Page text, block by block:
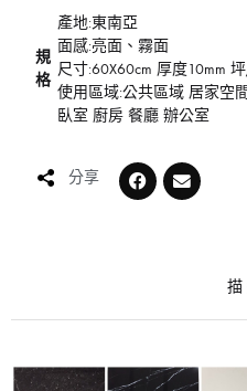
規
格
產地:東南亞
面感:亮面、霧面
尺寸:60X60cm 厚度10mm
使用區域:公共區域 居家空
臥室 廚房 餐廳 辦公室
分享